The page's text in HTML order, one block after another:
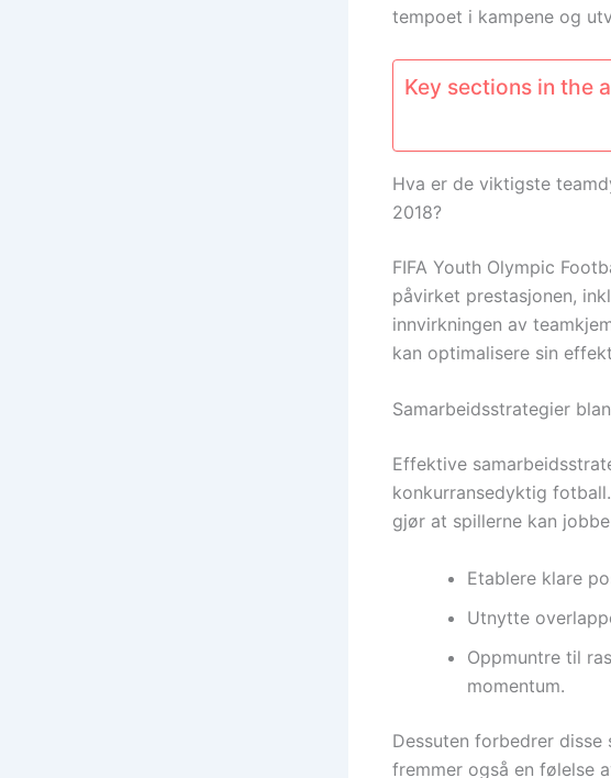
tempoet i kampene og
Key sections in the
Hva er de viktigste
2018?
FIFA Youth Olympic
påvirket prestasjonen,
innvirkningen av
kan optimalisere sin
Samarbeidsstrategier
Effektive
konkurransedyktig
gjør at spillerne kan
Etablere klare
Utnytte
Oppmuntre til
momentum.
Dessuten forbedrer
fremmer også en følelse